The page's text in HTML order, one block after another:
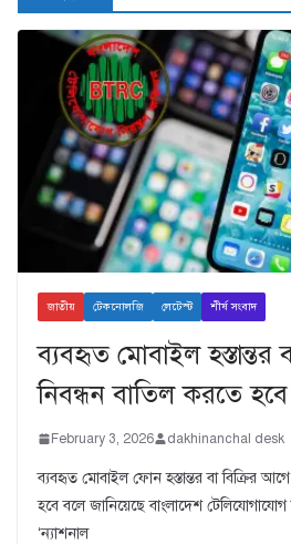
জাতীয় টেকনোলজি লেটেস্ট শীর্ষ সংবাদ
ব্যবহৃত মোবাইল হস্তান্তর
নিবন্ধন বাতিল করতে
February 3, 2026 dakhinanchal desk
ব্যবহৃত মোবাইল ফোন হস্তান্তর বা বিক্রির
হবে বলে জানিয়েছে বাংলাদেশ
‘ন্যাশনাল